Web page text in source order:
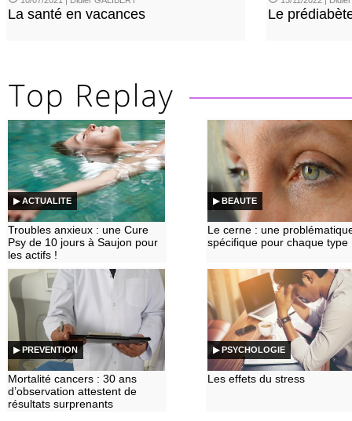
La santé en vacances Le
▶ ACTUALITE
Troubles anxieux : une Cure
Psy de 10 jours à Saujon pour
les actifs !
▶ BEAUTE
Le cerne : une
spécifique pour chaque type
▶ PREVENTION
Mortalité cancers : 30 ans
d’observation attestent de
résultats surprenants
▶ PSYCHOLOGIE
Les effets du stress